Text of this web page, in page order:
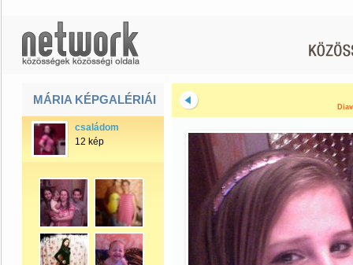
MÁRIA KÉPGALÉRIÁI
családom
12 kép